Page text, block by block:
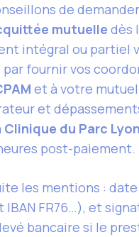
de
mutuelle dès
intégral ou partiel
fournir vos
et à votre
et
Clinique du Parc Lyon
post-paiement.
les mentions :
IBAN FR76…), et
bancaire si le